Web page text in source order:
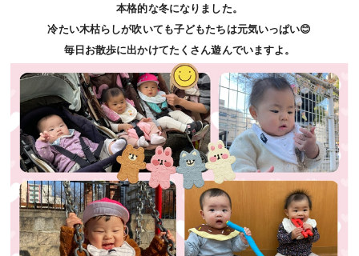
本格的な冬になりました。
冷たい木枯らしが吹いても子どもたちは元気いっぱい😊
毎日お散歩に出かけてたくさん遊んでいますよ。